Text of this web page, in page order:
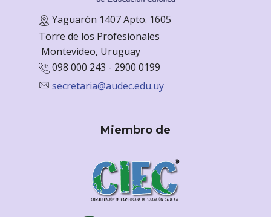
Yaguarón 1407 Apto. 1605
Torre de los Profesionales
Montevideo, Uruguay
098 000 243 - 2900 0199
secretaria@audec.edu.uy
Miembro de